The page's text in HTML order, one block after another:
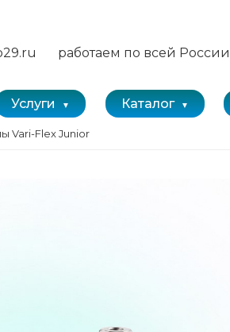
работаем по всей России
Услуги Каталог
Vari-Flex Junior